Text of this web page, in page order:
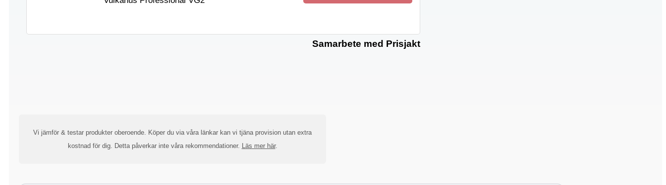
Samarbete med Prisjakt
Vi jämför & testar produkter oberoende. Köper du via våra länkar kan vi tjäna provision utan extra
kostnad för dig. Detta påverkar inte våra rekommendationer. Läs mer här.